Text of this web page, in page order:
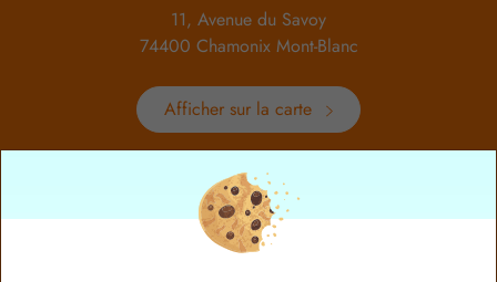
11, Avenue du Savoy
74400 Chamonix Mont-Blanc
Afficher sur la carte
Du lundi au dimanche
de 8h à 19hrs